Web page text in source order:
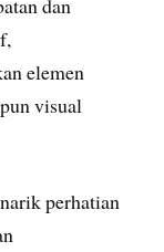
dan
elemen
visual
perhatian